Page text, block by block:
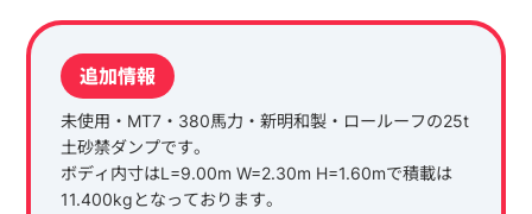
追加情報
未使用・MT7・380馬力・新明和製・ロールーフの25t
土砂禁ダンプです。
ボディ内寸はL=9.00m W=2.30m H=1.60mで積載は
11.400kgとなっております。